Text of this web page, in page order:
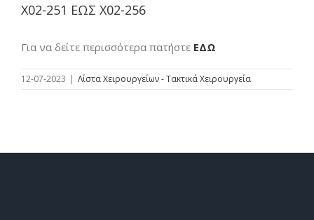
Χ02-251 ΕΩΣ Χ02-256
Για να δείτε περισσότερα πατήστε ΕΔΩ
12-07-2023 | Λίστα Χειρουργείων - Τακτικά Χειρουργεία